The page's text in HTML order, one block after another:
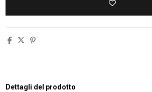
Dettagli del prodotto